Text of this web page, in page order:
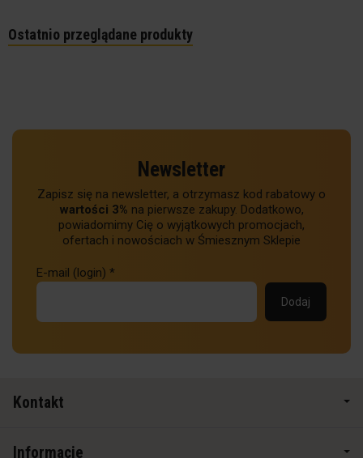
Ostatnio przeglądane produkty
Newsletter
Zapisz się na newsletter, a otrzymasz kod rabatowy o
wartości 3% na pierwsze zakupy. Dodatkowo,
powiadomimy Cię o wyjątkowych promocjach,
ofertach i nowościach w Śmiesznym Sklepie
E-mail (login) *
Kontakt
Informacje